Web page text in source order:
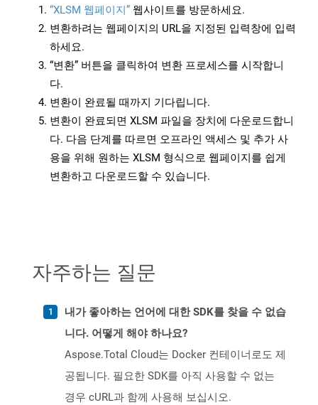
“XLSM 웹페이지” 웹사이트를 방문하세요.
변환하려는 웹페이지의 URL을 지정된 입력창에 입력
하세요.
“변환” 버튼을 클릭하여 변환 프로세스를 시작합니
다.
변환이 완료될 때까지 기다립니다.
변환이 완료되면 XLSM 파일을 장치에 다운로드합니
다. 다음 단계를 따르면 오프라인 액세스 및 추가 사
용을 위해 원하는 XLSM 형식으로 웹페이지를 쉽게
변환하고 다운로드할 수 있습니다.
자주하는 질문
내가 좋아하는 언어에 대한 SDK를 찾을 수 없습
니다. 어떻게 해야 하나요?
Aspose.Total Cloud는 Docker 컨테이너로도 제
공됩니다. 필요한 SDK를 아직 사용할 수 없는
경우 cURL과 함께 사용해 보십시오.